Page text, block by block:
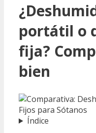
portátil o
fija?
bien
Índice